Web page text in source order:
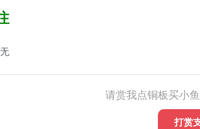
无
请赏我点铜板买小
打赏